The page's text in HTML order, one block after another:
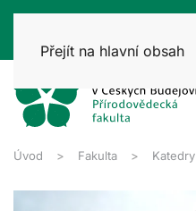
Přejít na hlavní obsah
Úvod Fakulta Katedry